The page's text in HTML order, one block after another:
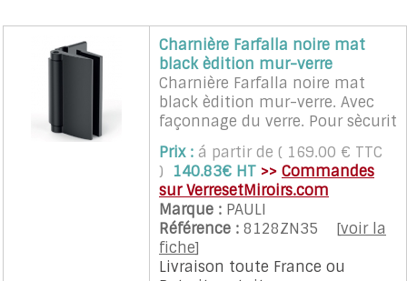
Charnière Farfalla noire mat
black èdition mur-verre
Charnière Farfalla noire mat
black èdition mur-verre. Avec
façonnage du verre. Pour sècurit
6,8 ou 10mm. Ouverture a
180Â° (90Â° de chaque cotè).
Eloigne le verre du mur de
10mm.
Prix : á partir de ( 169.00 € TTC
)
140.83€ HT >> Commandes
sur VerresetMiroirs.com
Marque : PAULI
Référence : 8128ZN35 [voir la
fiche]
Livraison toute France ou